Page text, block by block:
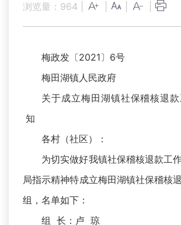
浏览量： 964
梅政发〔2021〕6号
梅田湖镇人民政府
关于成立梅田湖镇社保稽核退
知
各村（社区）：
为切实做好我镇社保稽核退款工
局指示精神特成立梅田湖镇社保稽核
组，名单如下：
组 长：卢 琼